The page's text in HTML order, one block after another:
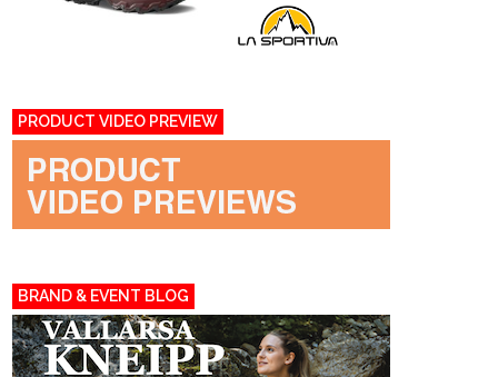
PRODUCT VIDEO PREVIEW
BRAND & EVENT BLOG